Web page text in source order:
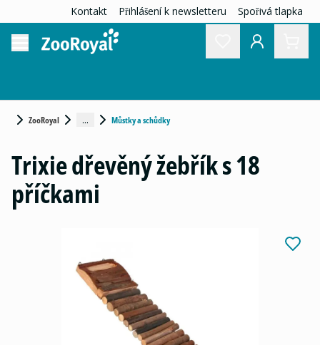
Kontakt Přihlášení k newsletteru Spořivá tlapka
ZooRoyal ... Můstky a schůdky
Trixie dřevěný žebřík s 18
příčkami